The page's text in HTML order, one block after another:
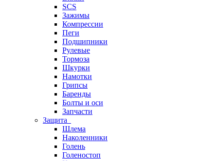
SCS
Зажимы
Компрессии
Пеги
Подшипники
Рулевые
Тормоза
Шкурки
Намотки
Грипсы
Баренды
Болты и оси
Запчасти
Защита
Шлема
Наколенники
Голень
Голеностоп